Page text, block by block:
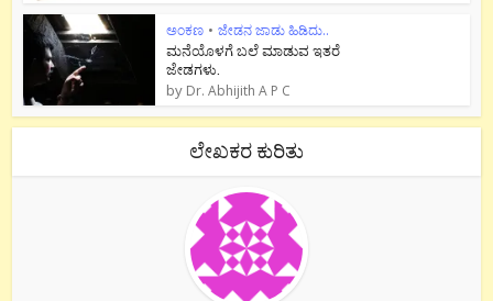
ಅಂಕಣ • ಜೇಡನ ಜಾಡು ಹಿಡಿದು..
ಮನೆಯೊಳಗೆ ಬಲೆ ಮಾಡುವ ಇತರೆ
ಜೇಡಗಳು.
by Dr. Abhijith A P C
ಲೇಖಕರ ಕುರಿತು